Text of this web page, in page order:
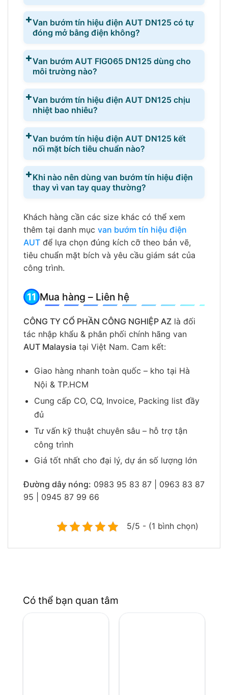
Van bướm tín hiệu điện AUT DN125 có tự
đóng mở bằng điện không?
Van bướm AUT FIG065 DN125 dùng cho
môi trường nào?
Van bướm tín hiệu điện AUT DN125 chịu
nhiệt bao nhiêu?
Van bướm tín hiệu điện AUT DN125 kết
nối mặt bích tiêu chuẩn nào?
Khi nào nên dùng van bướm tín hiệu điện
thay vì van tay quay thường?
Khách hàng cần các size khác có thể xem
thêm tại danh mục van bướm tín hiệu điện
AUT để lựa chọn đúng kích cỡ theo bản vẽ,
tiêu chuẩn mặt bích và yêu cầu giám sát của
công trình.
Mua hàng – Liên hệ
CÔNG TY CỔ PHẦN CÔNG NGHIỆP AZ là đối
tác nhập khẩu & phân phối chính hãng van
AUT Malaysia tại Việt Nam. Cam kết:
Giao hàng nhanh toàn quốc – kho tại Hà
Nội & TP.HCM
Cung cấp CO, CQ, Invoice, Packing list đầy
đủ
Tư vấn kỹ thuật chuyên sâu – hỗ trợ tận
công trình
Giá tốt nhất cho đại lý, dự án số lượng lớn
Đường dây nóng: 0983 95 83 87 | 0963 83 87
95 | 0945 87 99 66
5/5 - (1 bình chọn)
Có thể bạn quan tâm